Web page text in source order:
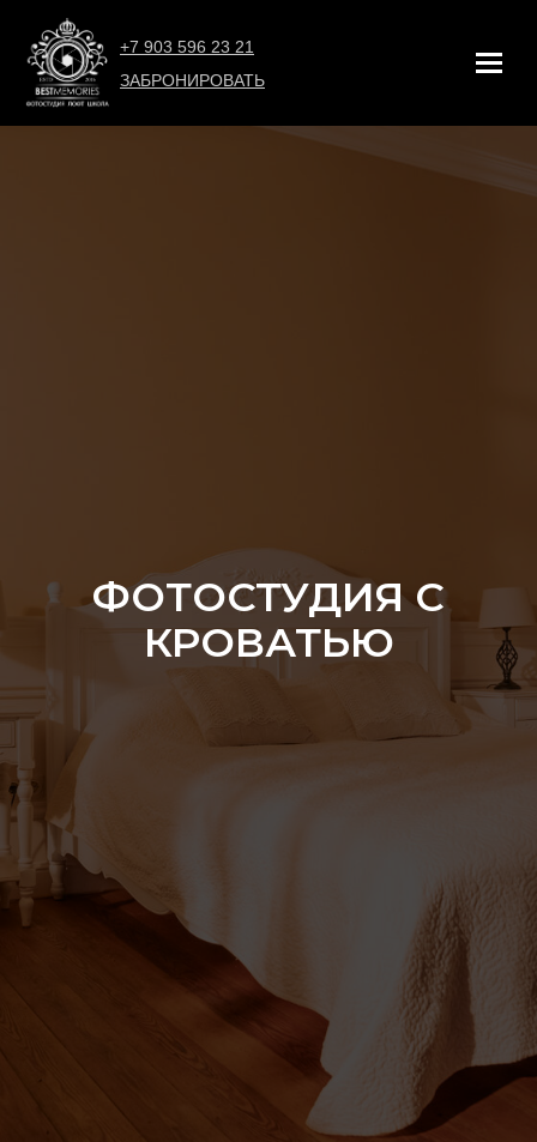
+7 903 596 23 21
ЗАБРОНИРОВАТЬ
ФОТОСТУДИЯ С
КРОВАТЬЮ